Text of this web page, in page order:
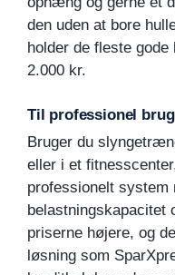
den uden at bore
holder de fleste
2.000 kr.
Til professionel brug
Bruger du
eller i et
professionelt system
belastningskapacitet
priserne højere, og
løsning som